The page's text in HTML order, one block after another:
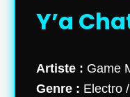
Y’a
Artiste : Game
Genre : Electro